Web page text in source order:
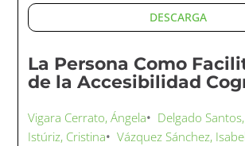
DESCARGA
La Persona Como
de la Accesibilidad
Vigara Cerrato, Ángela• Delgado
Istúriz, Cristina•Vázquez Sánchez, Isabel